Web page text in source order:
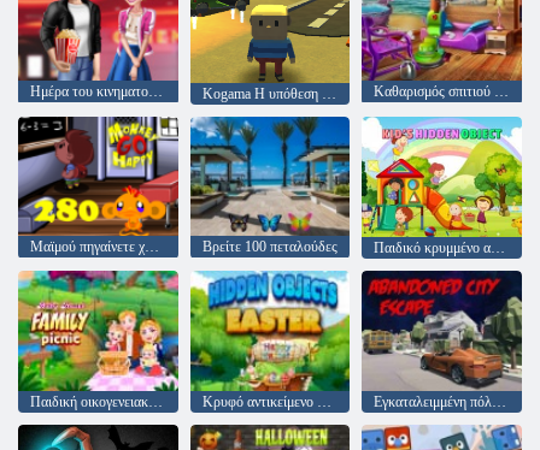
Ημέρα του κινηματογράφου του Αγίου Βαλεντίνου Καθαρισμός σπιτιού στην παραλία
Μαϊμού πηγαίνετε χαρούμενη σκηνή 280 Βρείτε 100 πεταλούδες Παιδικό κρυμμένο αντικείμενο
Παιδική οικογενειακή πίτσα Κρυφό αντικείμενο Πάσχα Εγκαταλειμμένη πόλη απόδραση